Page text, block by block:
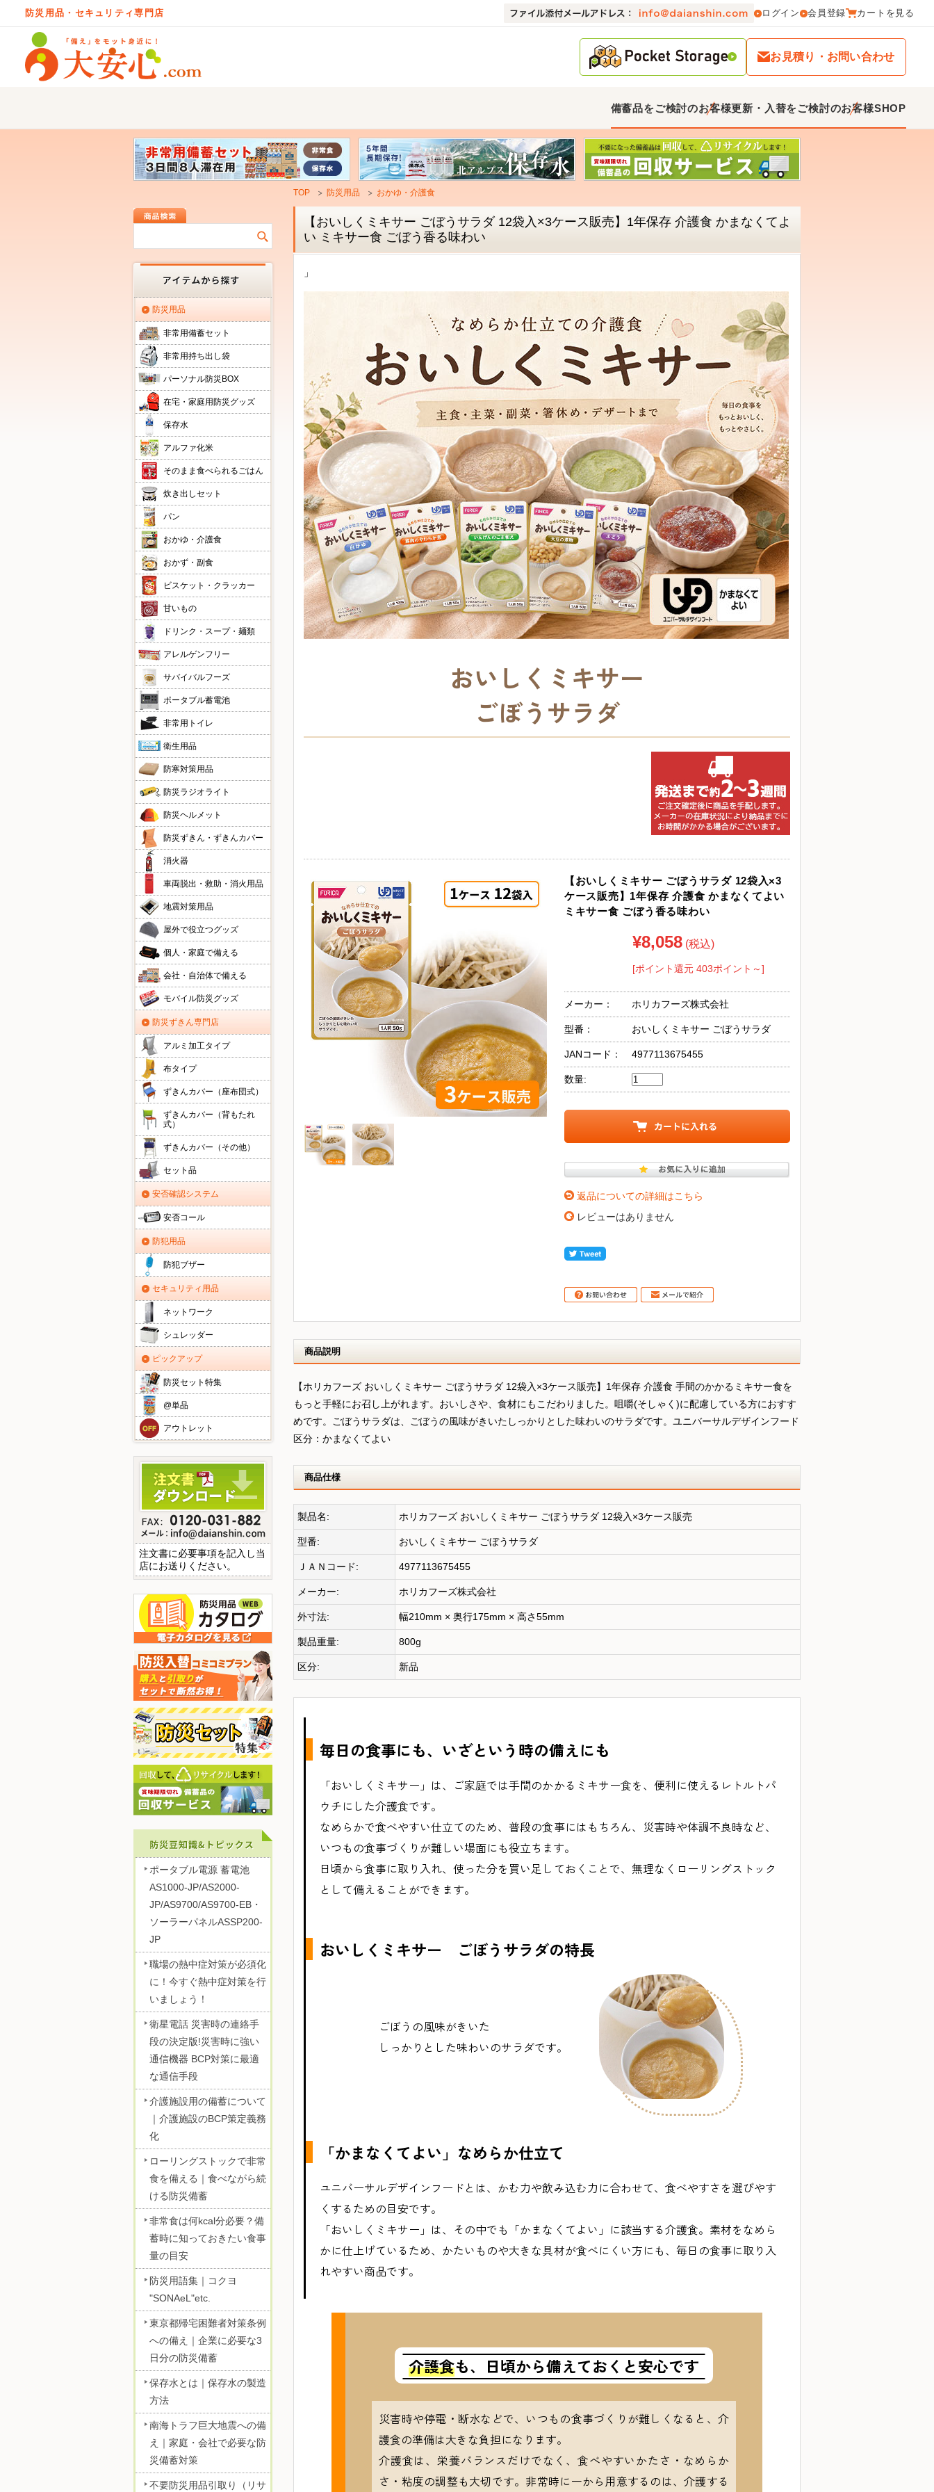
防災用品・セキュリティ専門店 ログイン 会員登録 カートを見る
お見積り・お問い合わせ
備蓄品をご検討のお客様更新・入替をご検討のお客様SHOP
TOP 防災用品 おかゆ・介護食
【おいしくミキサー ごぼうサラダ 12袋入×3ケース販売】1年保存 介護食 かまなくてよ
い ミキサー食 ごぼう香る味わい
」
おいしくミキサー
ごぼうサラダ
【おいしくミキサー ごぼうサラダ 12袋入×3
ケース販売】1年保存 介護食 かまなくてよい
ミキサー食 ごぼう香る味わい
¥8,058 (税込)
[ポイント還元 403ポイント～]
メーカー： ホリカフーズ株式会社
型番： おいしくミキサー ごぼうサラダ
JANコード： 4977113675455
数量:
返品についての詳細はこちら
レビューはありません
商品説明
【ホリカフーズ おいしくミキサー ごぼうサラダ 12袋入×3ケース販売】1年保存 介護食 手間のかかるミキサー食を
もっと手軽にお召し上がれます。おいしさや、食材にもこだわりました。咀嚼(そしゃく)に配慮している方におすす
めです。ごぼうサラダは、ごぼうの風味がきいたしっかりとした味わいのサラダです。ユニバーサルデザインフード
区分：かまなくてよい
商品仕様
製品名: ホリカフーズ おいしくミキサー ごぼうサラダ 12袋入×3ケース販売
型番: おいしくミキサー ごぼうサラダ
ＪＡＮコード: 4977113675455
メーカー: ホリカフーズ株式会社
外寸法: 幅210mm × 奥行175mm × 高さ55mm
製品重量: 800g
区分: 新品
毎日の食事にも、いざという時の備えにも
「おいしくミキサー」は、ご家庭では手間のかかるミキサー食を、便利に使えるレトルトパ
ウチにした介護食です。
なめらかで食べやすい仕立てのため、普段の食事にはもちろん、災害時や体調不良時など、
いつもの食事づくりが難しい場面にも役立ちます。
日頃から食事に取り入れ、使った分を買い足しておくことで、無理なくローリングストック
として備えることができます。
おいしくミキサー ごぼうサラダの特長
ごぼうの風味がきいた
しっかりとした味わいのサラダです。
「かまなくてよい」なめらか仕立て
ユニバーサルデザインフードとは、かむ力や飲み込む力に合わせて、食べやすさを選びやす
くするための目安です。
「おいしくミキサー」は、その中でも「かまなくてよい」に該当する介護食。素材をなめら
かに仕上げているため、かたいものや大きな具材が食べにくい方にも、毎日の食事に取り入
れやすい商品です。
介護食も、日頃から備えておくと安心です
災害時や停電・断水などで、いつもの食事づくりが難しくなると、介
護食の準備は大きな負担になります。
介護食は、栄養バランスだけでなく、食べやすいかたさ・なめらか
さ・粘度の調整も大切です。非常時に一から用意するのは、介護する
防災用品
非常用備蓄セット
非常用持ち出し袋
パーソナル防災BOX
在宅・家庭用防災グッズ
保存水
アルファ化米
そのまま食べられるごはん
炊き出しセット
パン
おかゆ・介護食
おかず・副食
ビスケット・クラッカー
甘いもの
ドリンク・スープ・麺類
アレルゲンフリー
サバイバルフーズ
ポータブル蓄電池
非常用トイレ
衛生用品
防寒対策用品
防災ラジオライト
防災ヘルメット
防災ずきん・ずきんカバー
消火器
車両脱出・救助・消火用品
地震対策用品
屋外で役立つグッズ
個人・家庭で備える
会社・自治体で備える
モバイル防災グッズ
防災ずきん専門店
アルミ加工タイプ
布タイプ
ずきんカバー（座布団式）
ずきんカバー（背もたれ
式）
ずきんカバー（その他）
セット品
安否確認システム
安否コール
防犯用品
防犯ブザー
セキュリティ用品
ネットワーク
シュレッダー
ピックアップ
防災セット特集
@単品
アウトレット
注文書に必要事項を記入し当
店にお送りください。
ポータブル電源 蓄電池
AS1000-JP/AS2000-
JP/AS9700/AS9700-EB・
ソーラーパネルASSP200-
JP
職場の熱中症対策が必須化
に！今すぐ熱中症対策を行
いましょう！
衛星電話 災害時の連絡手
段の決定版!災害時に強い
通信機器 BCP対策に最適
な通信手段
介護施設用の備蓄について
｜介護施設のBCP策定義務
化
ローリングストックで非常
食を備える｜食べながら続
ける防災備蓄
非常食は何kcal分必要？備
蓄時に知っておきたい食事
量の目安
防災用語集｜コクヨ
"SONAeL"etc.
東京都帰宅困難者対策条例
への備え｜企業に必要な3
日分の防災備蓄
保存水とは｜保存水の製造
方法
南海トラフ巨大地震への備
え｜家庭・会社で必要な防
災備蓄対策
不要防災用品引取り（リサ